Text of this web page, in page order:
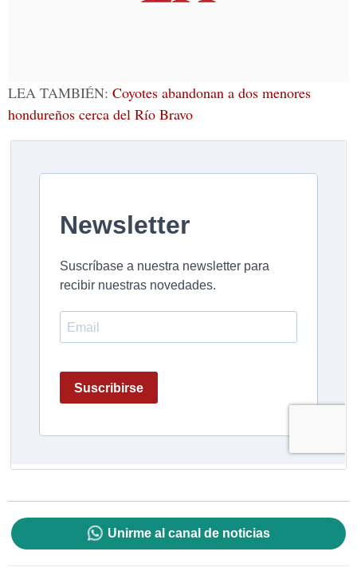
LEA TAMBIÉN: Coyotes abandonan a dos menores
hondureños cerca del Río Bravo
Unirme al canal de noticias